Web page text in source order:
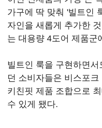
가구에 딱 맞춰 '빌트인
자인을 새롭게 추가한
는 대용량 4도어 제품군
빌트인 룩을 구현하면
던 소비자들은 비스포크
키친핏 제품 조합으로
수 있게 됐다.